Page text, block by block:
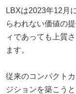
LBXは2023年12月
らわれない価値の
ィであっても上質
ます。
従来のコンパクト
ジションを築こう